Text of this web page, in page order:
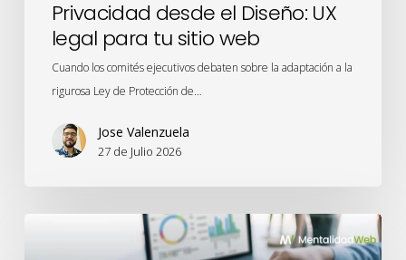
Privacidad desde el Diseño: UX
legal para tu sitio web
Cuando los comités ejecutivos debaten sobre la adaptación a la
rigurosa Ley de Protección de…
Jose Valenzuela
27 de Julio 2026